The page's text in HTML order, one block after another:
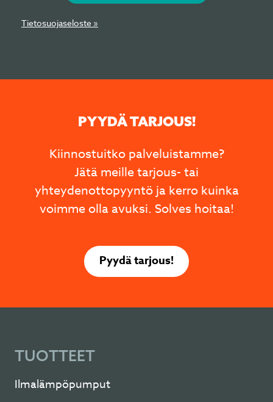
Tietosuojaseloste »
PYYDÄ TARJOUS!
Kiinnostuitko palveluistamme?
Jätä meille tarjous- tai
yhteydenottopyyntö ja kerro kuinka
voimme olla avuksi. Solves hoitaa!
Pyydä tarjous!
TUOTTEET
Ilmalämpöpumput